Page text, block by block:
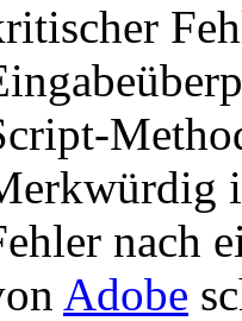
nach
Adobe